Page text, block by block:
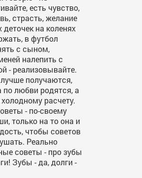
есть чувство,
страсть, желание
деточек на коленях
в футбол
с сыном,
налепить с
- реализовывайте.
получаются,
по любви родятся, а
холодному расчету.
- по-своему
только на то она и
чтобы советов
Реально
советы - про зубы
Зубы - да, долги -